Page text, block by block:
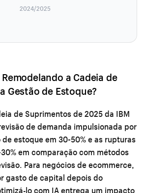
2024/2025
a Cadeia de
Gestão de Estoque?
de Suprimentos de 2025 da IBM
de demanda impulsionada por
de estoque em 30-50% e as rupturas
em comparação com métodos
Para negócios de ecommerce,
gasto de capital depois do
lo com IA entrega um impacto